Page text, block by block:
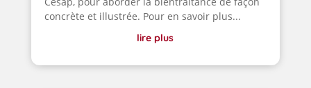
concrète et illustrée. Pour en savoir plus...
lire plus